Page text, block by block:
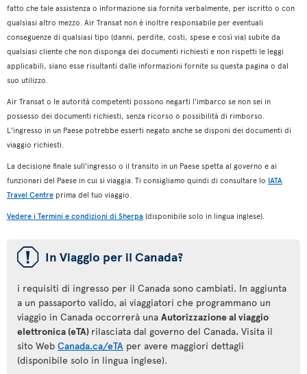
fatto che tale assistenza o informazione sia fornita verbalmente, per iscritto o con
qualsiasi altro mezzo. Air Transat non è inoltre responsabile per eventuali
conseguenze di qualsiasi tipo (danni, perdite, costi, spese e così via) subite da
qualsiasi cliente che non disponga dei documenti richiesti e non rispetti le leggi
applicabili, siano esse risultanti dalle informazioni fornite su questa pagina o dal
suo utilizzo.
Air Transat o le autorità competenti possono negarti l'imbarco se non sei in
possesso dei documenti richiesti, senza ricorso o possibilità di rimborso.
L'ingresso in un Paese potrebbe esserti negato anche se disponi dei documenti di
viaggio richiesti.
La decisione finale sull'ingresso o il transito in un Paese spetta al governo e ai
funzionari del Paese in cui si viaggia. Ti consigliamo quindi di consultare lo IATA
Travel Centre prima del tuo viaggio.
Vedere i Termini e condizioni di Sherpa (disponibile solo in lingua inglese).
ü In Viaggio per il Canada?
i requisiti di ingresso per il Canada sono cambiati. In aggiunta
a un passaporto valido, ai viaggiatori che programmano un
viaggio in Canada occorrerà una Autorizzazione al viaggio
elettronica (eTA) rilasciata dal governo del Canada. Visita il
sito Web Canada.ca/eTA per avere maggiori dettagli
(disponibile solo in lingua inglese).